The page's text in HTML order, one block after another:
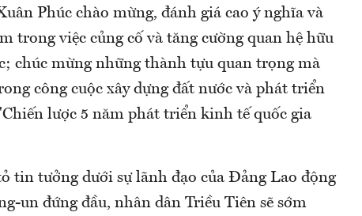
Phúc chào mừng, đánh giá cao ý nghĩa và
trong việc củng cố và tăng cường quan hệ hữu
chúc mừng những thành tựu quan trọng mà
công cuộc xây dựng đất nước và phát triển
lược 5 năm phát triển kinh tế quốc gia
tin tưởng dưới sự lãnh đạo của Đảng Lao động
un đứng đầu, nhân dân Triều Tiên sẽ sớm